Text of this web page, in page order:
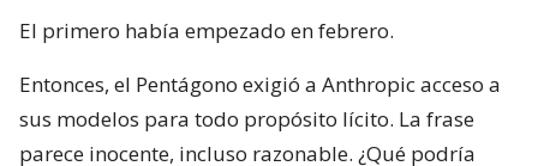
El primero había empezado en febrero.
Entonces, el Pentágono exigió a Anthropic acceso a
sus modelos para todo propósito lícito. La frase
parece inocente, incluso razonable. ¿Qué podría